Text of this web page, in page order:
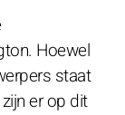
Hoewel
staat
er op dit